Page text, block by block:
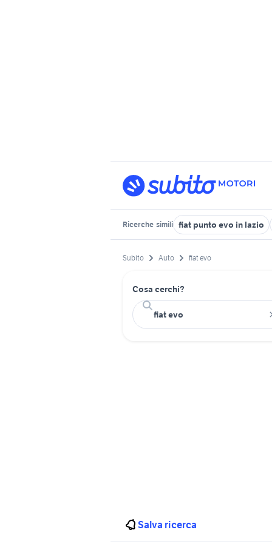
Ricerche simili fiat punto evo in lazio
Subito Auto fiat evo
Cosa cerchi?
Salva ricerca